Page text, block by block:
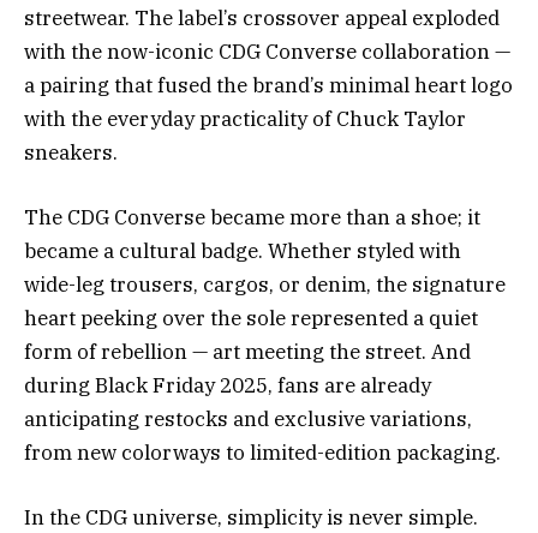
streetwear. The label’s crossover appeal exploded
with the now-iconic CDG Converse collaboration —
a pairing that fused the brand’s minimal heart logo
with the everyday practicality of Chuck Taylor
sneakers.
The CDG Converse became more than a shoe; it
became a cultural badge. Whether styled with
wide-leg trousers, cargos, or denim, the signature
heart peeking over the sole represented a quiet
form of rebellion — art meeting the street. And
during Black Friday 2025, fans are already
anticipating restocks and exclusive variations,
from new colorways to limited-edition packaging.
In the CDG universe, simplicity is never simple.